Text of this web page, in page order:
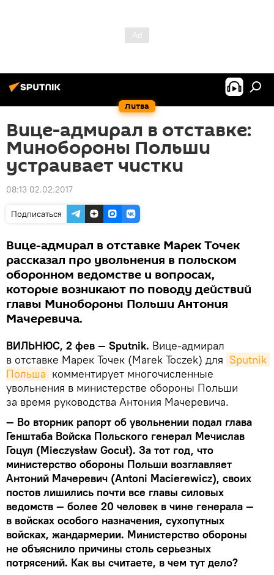
Литва
Вице-адмирал в отставке:
Минобороны Польши
устраивает чистки
08:13 02.02.2017
Подписаться
Вице-адмирал в отставке Марек Точек
рассказал про увольнения в польском
оборонном ведомстве и вопросах,
которые возникают по поводу действий
главы Минобороны Польши Антония
Мачеревича.
ВИЛЬНЮС, 2 фев — Sputnik. Вице-адмирал
в отставке Марек Точек (Marek Toczek) для Sputnik
Польша комментирует многочисленные
увольнения в министерстве обороны Польши
за время руководства Антония Мачеревича.
— Во вторник рапорт об увольнении подал глава
Генштаба Войска Польского генерал Мечислав
Гоцул (Mieczysław Gocuł). За тот год, что
министерство обороны Польши возглавляет
Антоний Мачеревич (Antoni Macierewicz), своих
постов лишились почти все главы силовых
ведомств — более 20 человек в чине генерала —
в войсках особого назначения, сухопутных
войсках, жандармерии. Министерство обороны
не объяснило причины столь серьезных
потрясений. Как вы считаете, в чем тут дело?